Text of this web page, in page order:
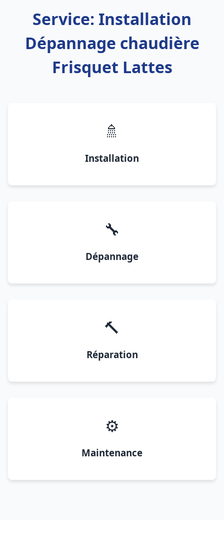
Service: Installation
Dépannage chaudière
Frisquet Lattes
🚿
Installation
🔧
Dépannage
🔨
Réparation
⚙️
Maintenance